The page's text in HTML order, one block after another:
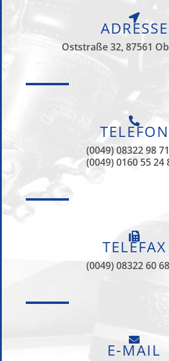
ADRESSE
Oststraße 32, 87561
TELEFON
(0049) 08322 98
(0049) 0160 55 24
TELEFAX
(0049) 08322 60
E-MAIL